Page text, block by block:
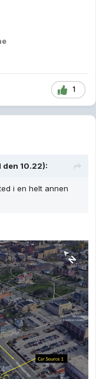
1
den 10.22):
i en helt annen